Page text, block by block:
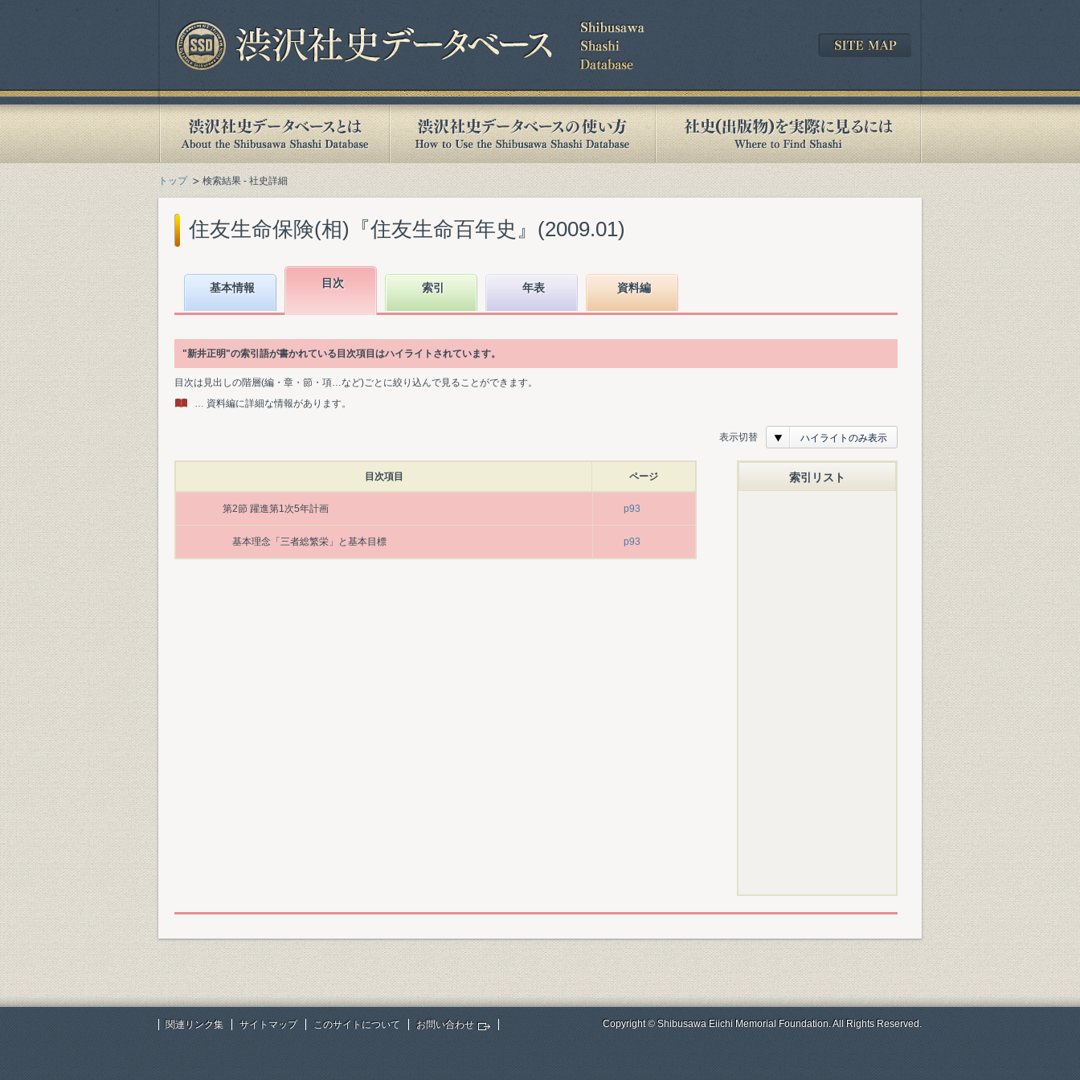
トップ 検索結果 - 社史詳細
住友生命保険(相)『住友生命百年史』(2009.01)
基本情報 目次 索引 年表 資料編
"新井正明"の索引語が書かれている目次項目はハイライトされています。
目次は見出しの階層(編・章・節・項…など)ごとに絞り込んで見ることができます。
… 資料編に詳細な情報があります。
表示切替 ハイライトのみ表示
目次項目 ページ
第2節 躍進第1次5年計画 p93
基本理念「三者総繁栄」と基本目標 p93
索引リスト
関連リンク集 サイトマップ このサイトについて お問い合わせ Copyright © Shibusawa Eiichi Memorial Foundation. All Rights Reserved.